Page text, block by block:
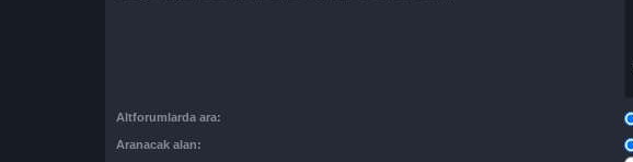
Altforumlarda ara:
Aranacak alan: